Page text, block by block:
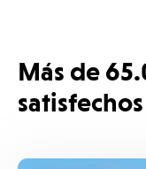
Más de
satisfechos